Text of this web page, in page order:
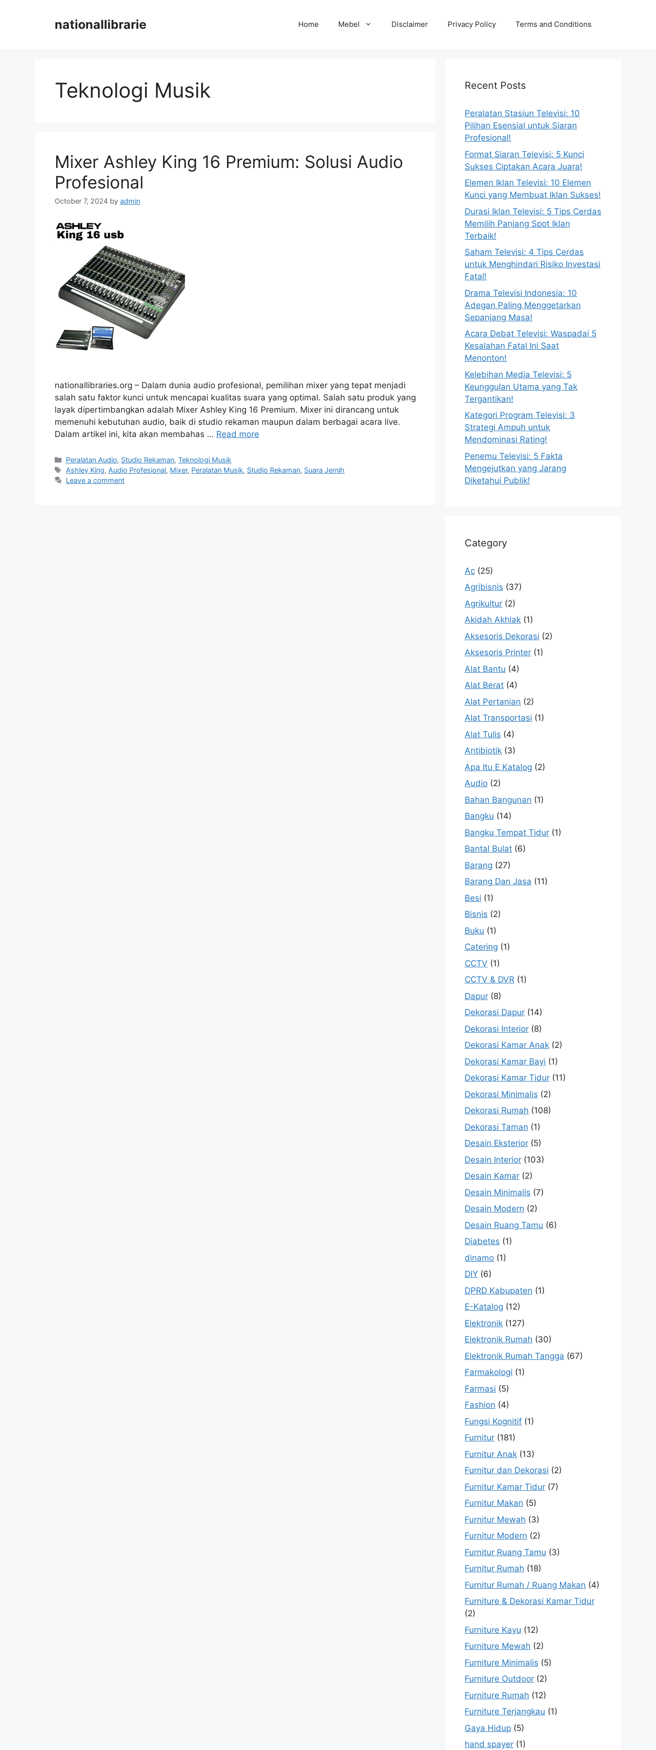
nationallibrarie Home Mebel Disclaimer Privacy Policy Terms and Conditions
Teknologi Musik
Mixer Ashley King 16 Premium: Solusi Audio
Profesional
October 7, 2024 by admin
nationallibraries.org – Dalam dunia audio profesional, pemilihan mixer yang tepat menjadi
salah satu faktor kunci untuk mencapai kualitas suara yang optimal. Salah satu produk yang
layak dipertimbangkan adalah Mixer Ashley King 16 Premium. Mixer ini dirancang untuk
memenuhi kebutuhan audio, baik di studio rekaman maupun dalam berbagai acara live.
Dalam artikel ini, kita akan membahas … Read more
Categories
Peralatan Audio, Studio Rekaman,Teknologi Musik
Tags
Ashley King, Audio Profesional, Mixer, Peralatan Musik, Studio Rekaman, Suara Jernih
Leave a comment
Recent Posts
Peralatan Stasiun Televisi: 10
Pilihan Esensial untuk Siaran
Profesional!
Format Siaran Televisi: 5 Kunci
Sukses Ciptakan Acara Juara!
Elemen Iklan Televisi: 10 Elemen
Kunci yang Membuat Iklan Sukses!
Durasi Iklan Televisi: 5 Tips Cerdas
Memilih Panjang Spot Iklan
Terbaik!
Saham Televisi: 4 Tips Cerdas
untuk Menghindari Risiko Investasi
Fatal!
Drama Televisi Indonesia: 10
Adegan Paling Menggetarkan
Sepanjang Masa!
Acara Debat Televisi: Waspadai 5
Kesalahan Fatal Ini Saat
Menonton!
Kelebihan Media Televisi: 5
Keunggulan Utama yang Tak
Tergantikan!
Kategori Program Televisi: 3
Strategi Ampuh untuk
Mendominasi Rating!
Penemu Televisi: 5 Fakta
Mengejutkan yang Jarang
Diketahui Publik!
Category
Ac (25)
Agribisnis (37)
Agrikultur (2)
Akidah Akhlak (1)
Aksesoris Dekorasi (2)
Aksesoris Printer (1)
Alat Bantu (4)
Alat Berat (4)
Alat Pertanian (2)
Alat Transportasi (1)
Alat Tulis (4)
Antibiotik (3)
Apa Itu E Katalog (2)
Audio (2)
Bahan Bangunan (1)
Bangku (14)
Bangku Tempat Tidur (1)
Bantal Bulat (6)
Barang (27)
Barang Dan Jasa (11)
Besi (1)
Bisnis (2)
Buku (1)
Catering (1)
CCTV (1)
CCTV & DVR (1)
Dapur (8)
Dekorasi Dapur (14)
Dekorasi Interior (8)
Dekorasi Kamar Anak (2)
Dekorasi Kamar Bayi (1)
Dekorasi Kamar Tidur (11)
Dekorasi Minimalis (2)
Dekorasi Rumah (108)
Dekorasi Taman (1)
Desain Eksterior (5)
Desain Interior (103)
Desain Kamar (2)
Desain Minimalis (7)
Desain Modern (2)
Desain Ruang Tamu (6)
Diabetes (1)
dinamo (1)
DIY (6)
DPRD Kabupaten (1)
E-Katalog (12)
Elektronik (127)
Elektronik Rumah (30)
Elektronik Rumah Tangga (67)
Farmakologi (1)
Farmasi (5)
Fashion (4)
Fungsi Kognitif (1)
Furnitur (181)
Furnitur Anak (13)
Furnitur dan Dekorasi (2)
Furnitur Kamar Tidur (7)
Furnitur Makan (5)
Furnitur Mewah (3)
Furnitur Modern (2)
Furnitur Ruang Tamu (3)
Furnitur Rumah (18)
Furnitur Rumah / Ruang Makan (4)
Furniture & Dekorasi Kamar Tidur
(2)
Furniture Kayu (12)
Furniture Mewah (2)
Furniture Minimalis (5)
Furniture Outdoor (2)
Furniture Rumah (12)
Furniture Terjangkau (1)
Gaya Hidup (5)
hand spayer (1)